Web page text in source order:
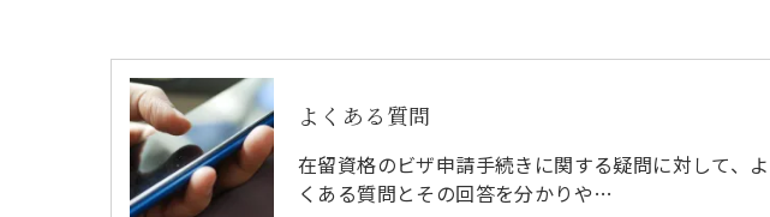
よくある質問
在留資格のビザ申請手続きに関する疑問に対して、よ
くある質問とその回答を分かりや…